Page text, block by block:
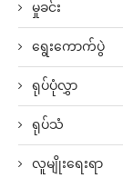
မှုခင်း
ရွေးကောက်ပွဲ
ရုပ်ပုံလွှာ
ရုပ်သံ
လူမျိုးရေးရာ